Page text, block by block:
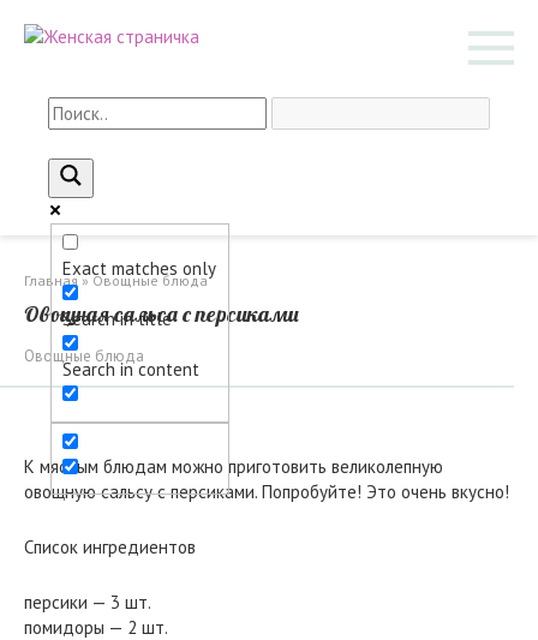
Exact matches only
Search in title
Search in content
Главная » Овощные блюда
Овощная сальса с персиками
Овощные блюда
К мясным блюдам можно приготовить великолепную
овощную сальсу с персиками. Попробуйте! Это очень вкусно!
Список ингредиентов
персики — 3 шт.
помидоры — 2 шт.